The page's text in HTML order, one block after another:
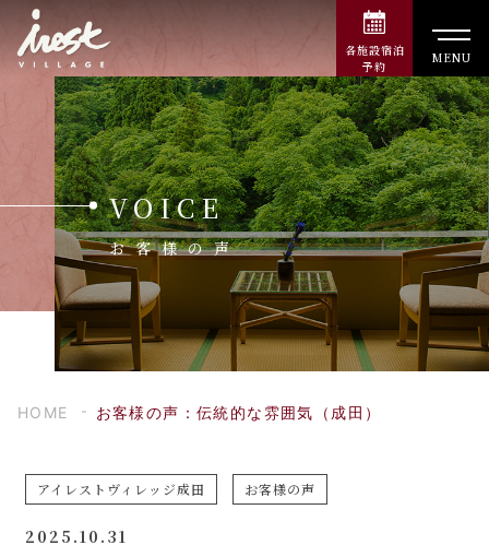
各施設宿泊
予約
MENU
VOICE
お客様の声
HOME お客様の声：伝統的な雰囲気（成田）
アイレストヴィレッジ成田 お客様の声
2025.10.31